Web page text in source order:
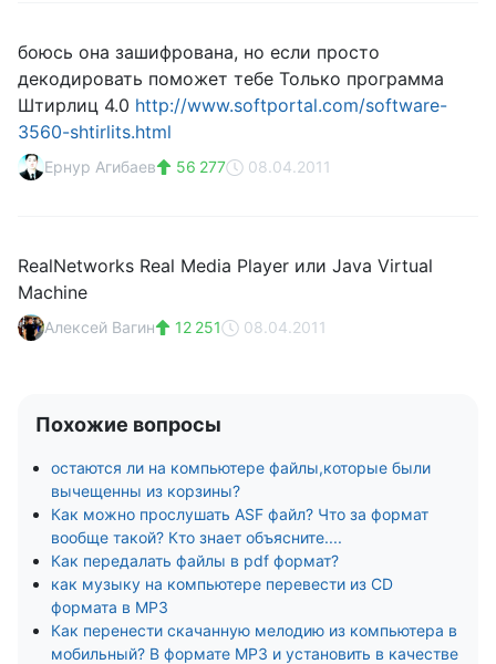
боюсь она зашифрована, но если просто
декодировать поможет тебе Только программа
Штирлиц 4.0 http://www.softportal.com/software-
3560-shtirlits.html
Eрнур Aгибаев 56 277 08.04.2011
RealNetworks Real Media Player или Java Virtual
Machine
Алексей Вагин 12 251 08.04.2011
Похожие вопросы
остаются ли на компьютере файлы,которые были
вычещенны из корзины?
Как можно прослушать ASF файл? Что за формат
вообще такой? Кто знает объясните....
Как передалать файлы в pdf формат?
как музыку на компьютере перевести из CD
формата в MP3
Как перенести скачанную мелодию из компьютера в
мобильный? В формате МР3 и установить в качестве